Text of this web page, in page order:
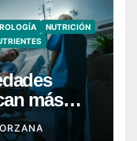
NUTRICIÓN
más